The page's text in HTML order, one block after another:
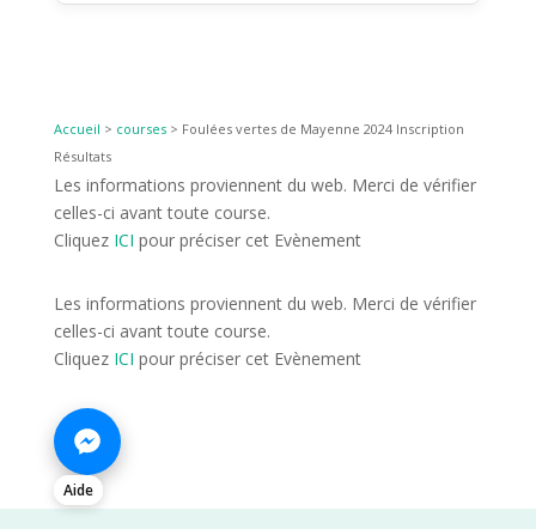
Accueil > courses> Foulées vertes de Mayenne 2024 Inscription
Résultats
Les informations proviennent du web. Merci de vérifier
celles-ci avant toute course.
Cliquez ICI pour préciser cet Evènement
Les informations proviennent du web. Merci de vérifier
celles-ci avant toute course.
Cliquez ICI pour préciser cet Evènement
Aide